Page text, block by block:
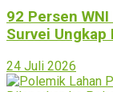
92 Persen
Survei
24 Juli 2026